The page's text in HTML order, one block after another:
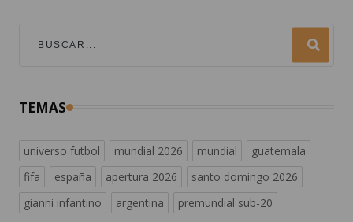
TEMAS
universo futbol mundial 2026 mundial
guatemala
fifa
españa apertura 2026
santo domingo 2026
gianni infantino
argentina premundial sub-20